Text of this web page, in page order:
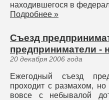
находившегося в
Подробнее »
Съезд
предприниматели -
20 декабря 2006 года
Ежегодный съезд
проходит с размахом,
вовсе с небывалой